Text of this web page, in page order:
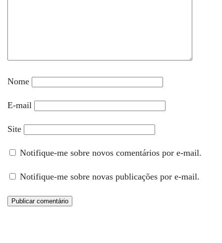
Nome
E-mail
Site
Notifique-me sobre novos comentários por e-mail.
Notifique-me sobre novas publicações por e-mail.